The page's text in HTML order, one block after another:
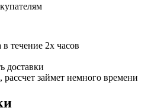
течение 2х часов
доставки
займет немного времени